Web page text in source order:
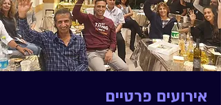
אירועים פרטיים